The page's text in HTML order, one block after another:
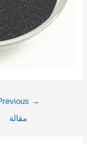
Previous
مقالة